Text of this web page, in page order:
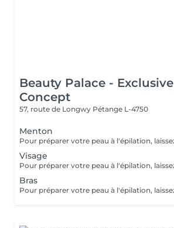
Beauty Palace - Exclusive
Concept
57, route de Longwy Pétange L-4750
Menton
Visage
Bras